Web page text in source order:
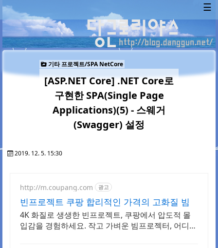
☰
기타 프로젝트/SPA NetCore
[ASP.NET Core] .NET Core로
구현한 SPA(Single Page
Applications)(5) - 스웨거
(Swagger) 설정
2019. 12. 5. 15:30
http://m.coupang.com 광고
빈프로젝트 쿠팡 합리적인 가격의 고화질 빔
4K 화질로 생생한 빈프로젝트, 쿠팡에서 압도적 몰
입감을 경험하세요. 작고 가벼운 빔프로젝터, 어디서